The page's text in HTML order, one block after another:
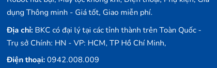
Auto HDR for photos
4K video recording at 24 fps, 30 fps, or 60 fps
1080p HD video recording at 30 fps or 60 fps
dụng Thông minh - Giá tốt, Giao miễn phí.
Địa chỉ: BKC có đại lý tại các tỉnh thành trên Toàn Quốc -
Trụ sở Chính: HN - VP: HCM, TP Hồ Chí Minh,
Điện thoại:0942.008.009